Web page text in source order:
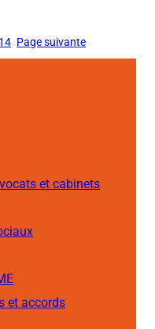
14 Page suivante
et cabinets
et accords